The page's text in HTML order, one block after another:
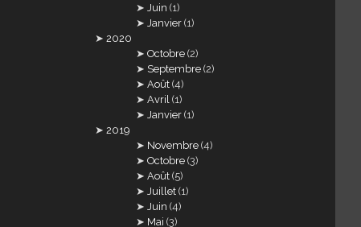
Juin (1)
Janvier (1)
2020
Octobre (2)
Septembre (2)
Août (4)
Avril (1)
Janvier (1)
2019
Novembre (4)
Octobre (3)
Août (5)
Juillet (1)
Juin (4)
Mai (3)